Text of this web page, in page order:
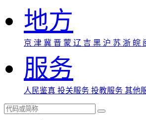
地方
京 津 冀 晋 蒙 辽 吉 黑 沪 苏 浙 皖
服务
人民鉴真 投关服务 投教服务 其他